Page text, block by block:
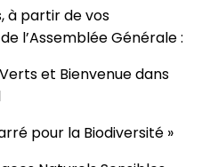
à partir de vos
l’Assemblée Générale :
et Bienvenue dans
pour la Biodiversité »